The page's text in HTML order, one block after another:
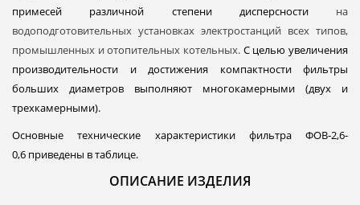
примесей различной степени дисперсностина
водоподготовительных установках электростанций всех типов,
промышленных и отопительных котельных. С целью увеличения
производительности и достижения компактности фильтры
больших диаметров выполняют многокамерными (двух и
трехкамерными).
Основные технические характеристики фильтра ФОВ-2,6-
0,6 приведены в таблице.
ОПИСАНИЕ ИЗДЕЛИЯ